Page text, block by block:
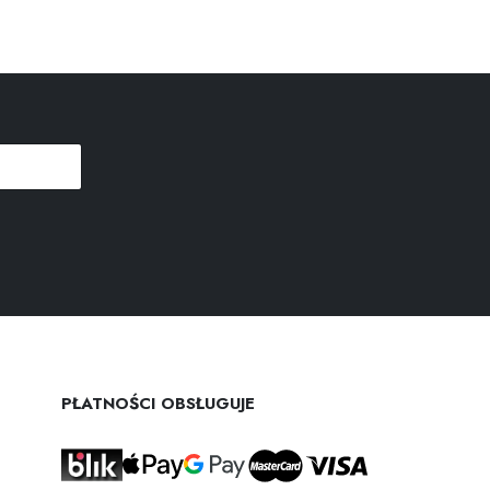
PŁATNOŚCI OBSŁUGUJE